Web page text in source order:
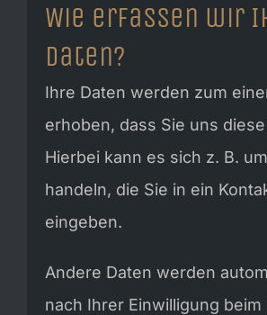
Wie erfassen wir
Daten?
Ihre Daten werden zum
erhoben, dass Sie uns
Hierbei kann es sich z. B.
handeln, die Sie in ein
eingeben.
Andere Daten werden
nach Ihrer Einwilligung